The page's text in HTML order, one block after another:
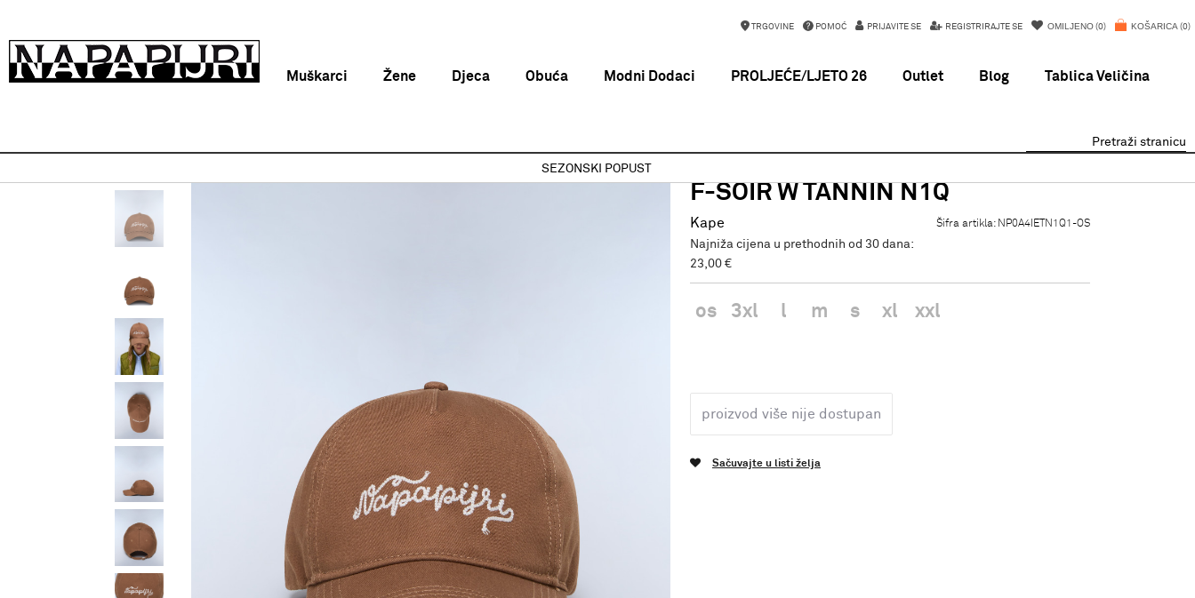
KOŠARICA 0
OMILJENO 0
PRIJAVITE SE REGISTRIRAJTE SE
TRGOVINE POMOĆ
Muškarci Žene Djeca Obuća Modni Dodaci PROLJEĆE/LJETO 26 Outlet Blog Tablica Veličina
Pretraži stranicu
SEZONSKI POPUST
F-SOIR W TANNIN N1Q
Kape Šifra artikla: NP0A4IETN1Q1-OS
Najniža cijena u prethodnih od 30 dana:
23,00 €
os 3xl l m s xl xxl
proizvod više nije dostupan
Sačuvajte u listi želja